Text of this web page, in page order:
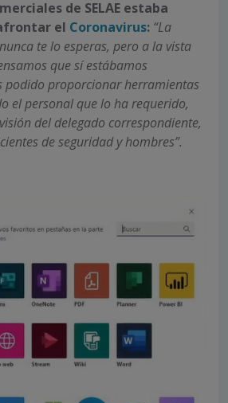
de SELAE estaba
el Coronavirus: “La
te lo esperas, pero a la vista
que sí estábamos
podido proporcionar herramientas
el personal que lo ha requerido,
del delegado correspondiente,
de seguridad y hombres”.